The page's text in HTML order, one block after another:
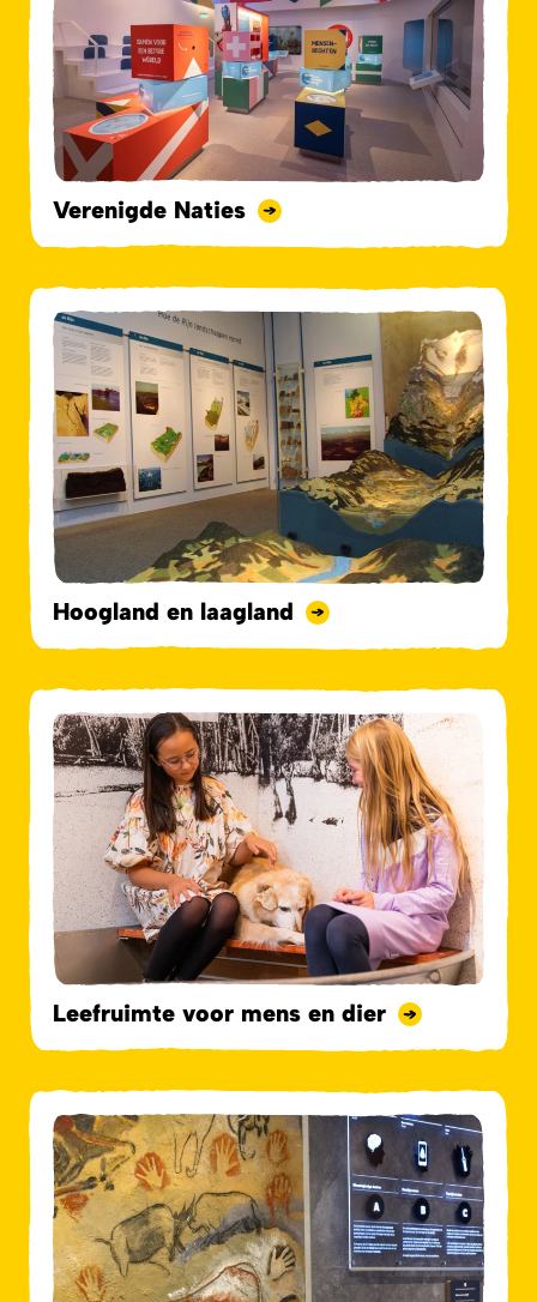
Verenigde Naties
Hoogland en laagland
Leefruimte voor mens en dier